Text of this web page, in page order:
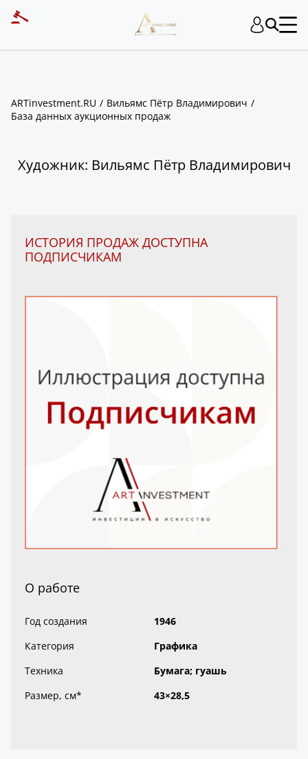
ARTinvestment.RU
Вильямс Пётр Владимирович
База данных аукционных продаж
Художник: Вильямс Пётр Владимирович
ИСТОРИЯ ПРОДАЖ ДОСТУПНА
ПОДПИСЧИКАМ
О работе
Год создания
1946
Категория
Графика
Техника
Бумага; гуашь
Размер, см* 43×28,5